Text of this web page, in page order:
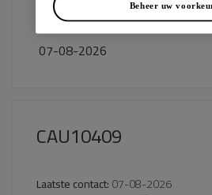
Laatst bijgewerkt:
07-08-2026
CAU10409
Laatste contact:07-08-2026
Beheer uw